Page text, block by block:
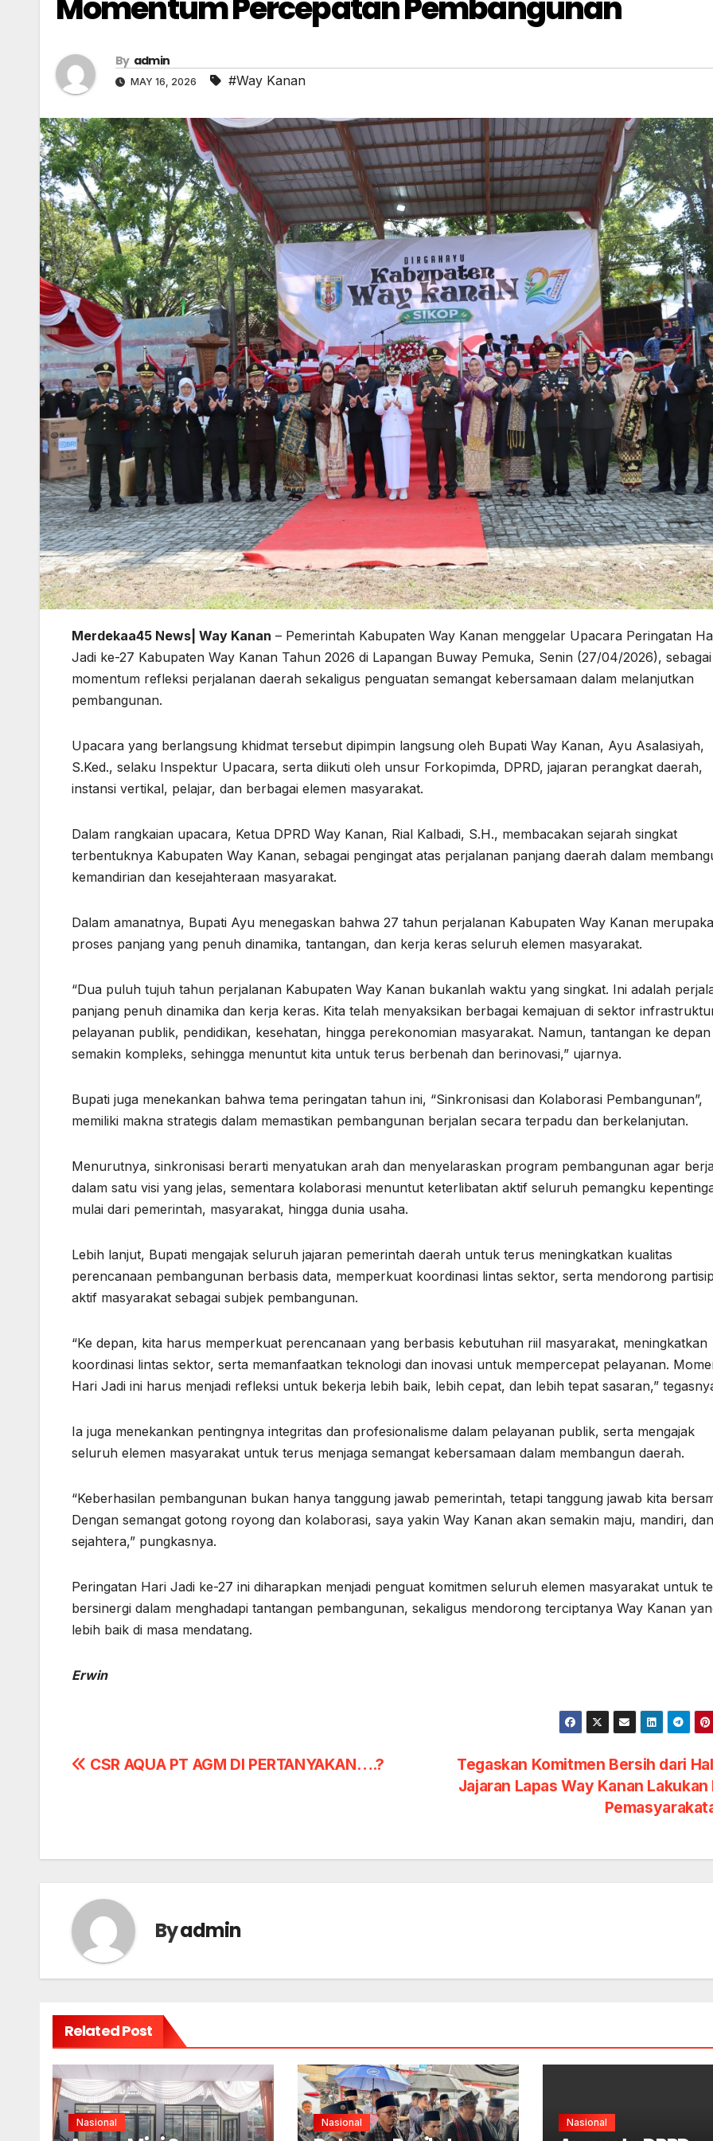
By admin
MAY 16, 2026 #Way Kanan
Merdekaa45 News| Way Kanan – Pemerintah Kabupaten Way Kanan menggelar Upacara Peringatan
Jadi ke-27 Kabupaten Way Kanan Tahun 2026 di Lapangan Buway Pemuka, Senin (27/04/2026), sebagai
momentum refleksi perjalanan daerah sekaligus penguatan semangat kebersamaan dalam melanjutkan
pembangunan.
Upacara yang berlangsung khidmat tersebut dipimpin langsung oleh Bupati Way Kanan, Ayu Asalasiyah,
S.Ked., selaku Inspektur Upacara, serta diikuti oleh unsur Forkopimda, DPRD, jajaran perangkat daerah,
instansi vertikal, pelajar, dan berbagai elemen masyarakat.
Dalam rangkaian upacara, Ketua DPRD Way Kanan, Rial Kalbadi, S.H., membacakan sejarah singkat
terbentuknya Kabupaten Way Kanan, sebagai pengingat atas perjalanan panjang daerah dalam
kemandirian dan kesejahteraan masyarakat.
Dalam amanatnya, Bupati Ayu menegaskan bahwa 27 tahun perjalanan Kabupaten Way Kanan
proses panjang yang penuh dinamika, tantangan, dan kerja keras seluruh elemen masyarakat.
“Dua puluh tujuh tahun perjalanan Kabupaten Way Kanan bukanlah waktu yang singkat. Ini adalah
panjang penuh dinamika dan kerja keras. Kita telah menyaksikan berbagai kemajuan di sektor
pelayanan publik, pendidikan, kesehatan, hingga perekonomian masyarakat. Namun, tantangan ke depan
semakin kompleks, sehingga menuntut kita untuk terus berbenah dan berinovasi,” ujarnya.
Bupati juga menekankan bahwa tema peringatan tahun ini, “Sinkronisasi dan Kolaborasi Pembangunan”,
memiliki makna strategis dalam memastikan pembangunan berjalan secara terpadu dan berkelanjutan.
Menurutnya, sinkronisasi berarti menyatukan arah dan menyelaraskan program pembangunan agar
dalam satu visi yang jelas, sementara kolaborasi menuntut keterlibatan aktif seluruh pemangku
mulai dari pemerintah, masyarakat, hingga dunia usaha.
Lebih lanjut, Bupati mengajak seluruh jajaran pemerintah daerah untuk terus meningkatkan kualitas
perencanaan pembangunan berbasis data, memperkuat koordinasi lintas sektor, serta mendorong
aktif masyarakat sebagai subjek pembangunan.
“Ke depan, kita harus memperkuat perencanaan yang berbasis kebutuhan riil masyarakat, meningkatkan
koordinasi lintas sektor, serta memanfaatkan teknologi dan inovasi untuk mempercepat pelayanan.
Hari Jadi ini harus menjadi refleksi untuk bekerja lebih baik, lebih cepat, dan lebih tepat sasaran,”
Ia juga menekankan pentingnya integritas dan profesionalisme dalam pelayanan publik, serta mengajak
seluruh elemen masyarakat untuk terus menjaga semangat kebersamaan dalam membangun daerah.
“Keberhasilan pembangunan bukan hanya tanggung jawab pemerintah, tetapi tanggung jawab kita
Dengan semangat gotong royong dan kolaborasi, saya yakin Way Kanan akan semakin maju, mandiri, dan
sejahtera,” pungkasnya.
Peringatan Hari Jadi ke-27 ini diharapkan menjadi penguat komitmen seluruh elemen masyarakat untuk
bersinergi dalam menghadapi tantangan pembangunan, sekaligus mendorong terciptanya Way Kanan
lebih baik di masa mendatang.
Erwin
Post
Tegaskan Komitmen Bersih dari
Jajaran Lapas Way Kanan Lakukan
CSR AQUA PT AGM DI PERTANYAKAN….?
Byadmin
Related Post
Nasional Nasional Nasional